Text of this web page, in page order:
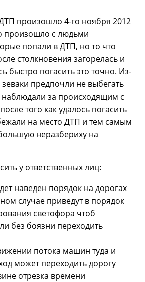
произошло 4-го ноября 2012
произошло с людьми
попали в ДТП, но то что
столкновения загорелась и
быстро погасить это точно. Из-
предпочли не выбегать
наблюдали за происходящим с
того как удалось погасить
на место ДТП и тем самым
неразбериху на
у ответственных лиц:
наведен порядок на дорогах
случае приведут в порядок
светофора чтоб
без боязни переходить
потока машин туда и
может переходить дорогу
отрезка времени